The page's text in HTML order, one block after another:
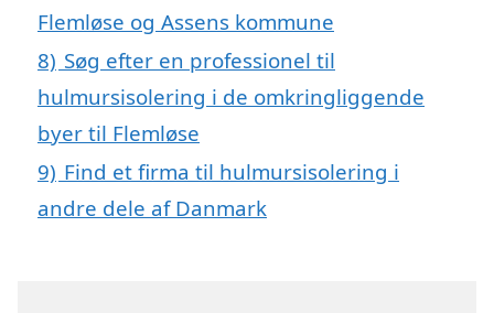
Flemløse og Assens kommune
8) Søg efter en professionel til
hulmursisolering i de omkringliggende
byer til Flemløse
9) Find et firma til hulmursisolering i
andre dele af Danmark